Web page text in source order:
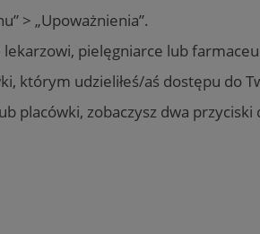
> „Upoważnienia”.
pielęgniarce lub
którym udzieliłeś/aś dostępu do
placówki, zobaczysz dwa przyciski